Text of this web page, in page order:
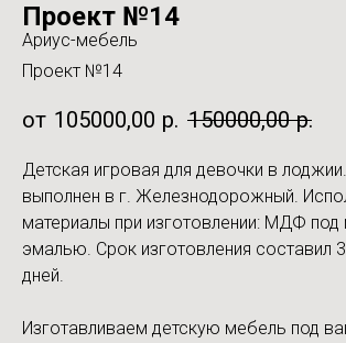
Проект №14
Ариус-мебель
Проект №14
105000,00 р. 150000,00 р.
Детская игровая для девочки в
выполнен в г. Железнодорожный.
материалы при изготовлении: МДФ под
эмалью. Срок изготовления составил
дней.
Изготавливаем детскую мебель под